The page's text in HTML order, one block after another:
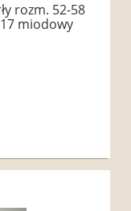
rozm. 52-58
miodowy